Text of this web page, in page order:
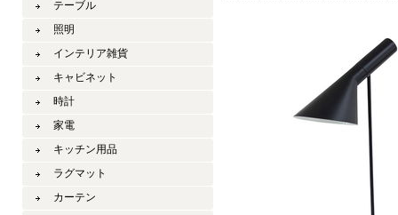
テーブル
照明
インテリア雑貨
キャビネット
時計
家電
キッチン用品
ラグマット
カーテン